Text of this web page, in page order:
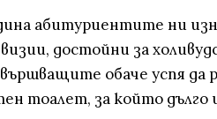
абитуриентите ни
достойни за
обаче успя да
тоалет, за който дълго